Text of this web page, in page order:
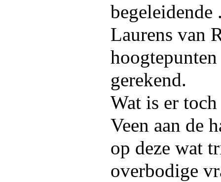
begeleidende
Laurens van
gerekend.
Wat is er
Veen aan de
op deze wat
overbodige